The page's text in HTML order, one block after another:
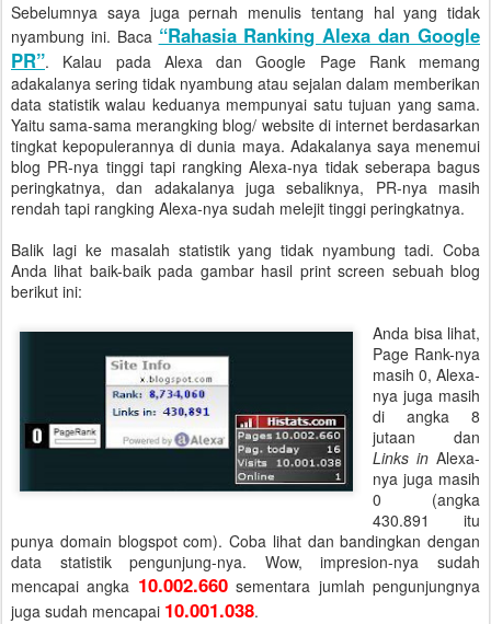
Sebelumnya saya juga pernah menulis tentang hal yang tidak
nyambung ini. Baca “Rahasia Ranking Alexa dan Google
PR”. Kalau pada Alexa dan Google Page Rank memang
adakalanya sering tidak nyambung atau sejalan dalam memberikan
data statistik walau keduanya mempunyai satu tujuan yang sama.
Yaitu sama-sama merangking blog/ website di internet berdasarkan
tingkat kepopulerannya di dunia maya. Adakalanya saya menemui
blog PR-nya tinggi tapi rangking Alexa-nya tidak seberapa bagus
peringkatnya, dan adakalanya juga sebaliknya, PR-nya masih
rendah tapi rangking Alexa-nya sudah melejit tinggi peringkatnya.
Balik lagi ke masalah statistik yang tidak nyambung tadi. Coba
Anda lihat baik-baik pada gambar hasil print screen sebuah blog
berikut ini:
Anda bisa lihat,
Page Rank-nya
masih 0, Alexa-
nya juga masih
di angka 8
jutaan dan
Links in Alexa-
nya juga masih
0 (angka
430.891 itu
punya domain blogspot com). Coba lihat dan bandingkan dengan
data statistik pengunjung-nya. Wow, impresion-nya sudah
mencapai angka 10.002.660sementara jumlah pengunjungnya
juga sudah mencapai 10.001.038.